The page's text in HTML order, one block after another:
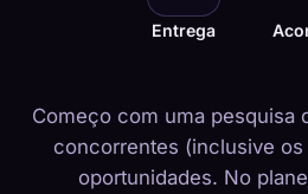
Entrega
Começo com uma pesquisa
concorrentes (inclusive
oportunidades. No